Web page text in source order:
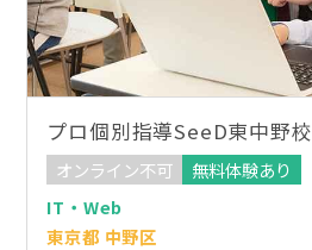
プロ個別指導SeeD東中野校
オンライン不可
無料体験あり
IT・Web
東京都 中野区